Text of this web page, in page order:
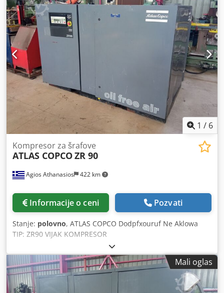
1 / 6
Agios Athanasios 422 km
Kompresor za šrafove
ATLAS COPCOZR 90
Informacije o ceni Pozvati
Stanje: polovno, ATLAS COPCO Dodpfxouruf Ne Aklowa
TIP: ZR90 VIJAK KOMPRESOR
Mali oglas